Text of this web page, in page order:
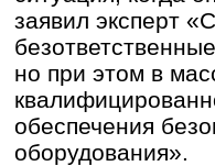
заявил эксперт
но при этом в
обеспечения
оборудования».